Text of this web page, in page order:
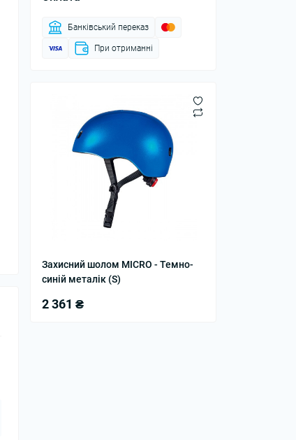
Банківський переказ
При отриманні
Захисний шолом MICRO - Темно-
синій металік (S)
2 361 ₴